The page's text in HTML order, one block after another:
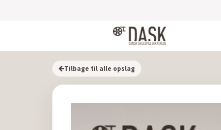
Tilbage til alle opslag